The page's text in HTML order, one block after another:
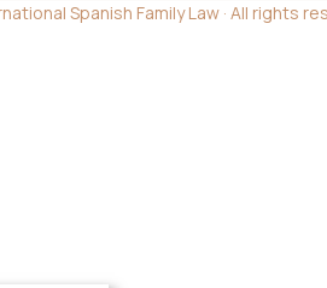
Spanish Family Law · All rights